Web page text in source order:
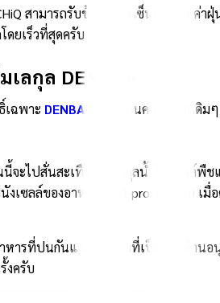
สามารถรับข้อมูลจากเซ็นเซอร์วัดค่า
โดยเร็วที่สุดครับ
ลกุล DENBA+
เฉพาะ DENBA+ ที่เปลี่ยนความเชื่อเดิม
ะไปสั่นสะเทือนโมเลกุลน้ำในเซลล์พืช
เซลล์ของอาหาร (Cell-protection) เ
หารที่ปนกันและทำหน้าที่เป็นสารต้านอ
งครับ